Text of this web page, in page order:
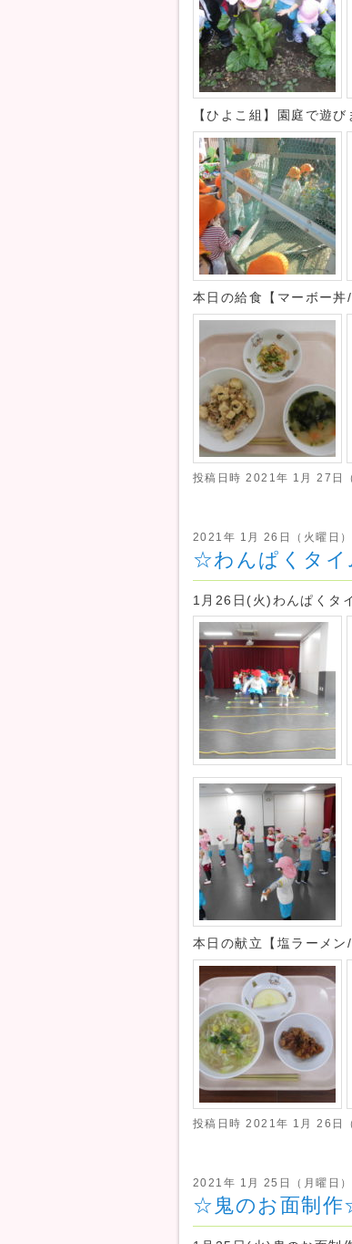
【ひよこ組】園庭で遊
本日の給食【マーボー丼
投稿日時2021年 1月 27日
2021年 1月 26日（火曜日）
☆わんぱくタ
1月26日(火)わんぱくタ
本日の献立【塩ラーメ
投稿日時2021年 1月 26日
2021年 1月 25日（月曜日）
☆鬼のお面制